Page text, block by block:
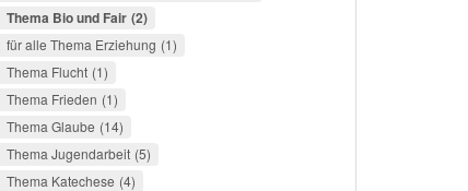
Thema Bio und Fair 2
für alle Thema Erziehung 1
Thema Flucht 1
Thema Frieden 1
Thema Glaube 14
Thema Jugendarbeit 5
Thema Katechese 4